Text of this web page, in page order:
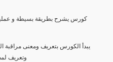
كورس يشرح بطريقة بسيطة و
يبدأ الكورس بتعريف ومعنى مراقبة
وتعريف